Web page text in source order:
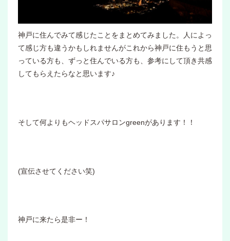
神戸に住んでみて感じたことをまとめてみました。人によっ
て感じ方も違うかもしれませんがこれから神戸に住もうと思
っている方も、ずっと住んでいる方も、参考にして頂き共感
してもらえたらなと思います♪
そして何よりもヘッドスパサロンgreenがあります！！
(宣伝させてください笑)
神戸に来たら是非ー！